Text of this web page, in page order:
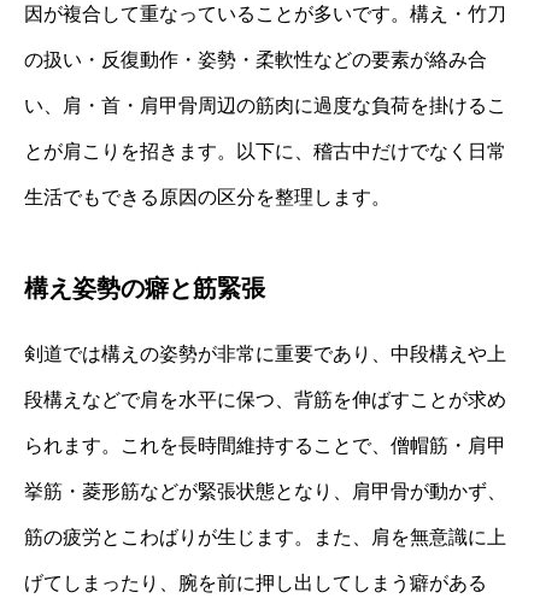
因が複合して重なっていることが多いです。構え・竹刀
の扱い・反復動作・姿勢・柔軟性などの要素が絡み合
い、肩・首・肩甲骨周辺の筋肉に過度な負荷を掛けるこ
とが肩こりを招きます。以下に、稽古中だけでなく日常
生活でもできる原因の区分を整理します。
構え姿勢の癖と筋緊張
剣道では構えの姿勢が非常に重要であり、中段構えや上
段構えなどで肩を水平に保つ、背筋を伸ばすことが求め
られます。これを長時間維持することで、僧帽筋・肩甲
挙筋・菱形筋などが緊張状態となり、肩甲骨が動かず、
筋の疲労とこわばりが生じます。また、肩を無意識に上
げてしまったり、腕を前に押し出してしまう癖がある